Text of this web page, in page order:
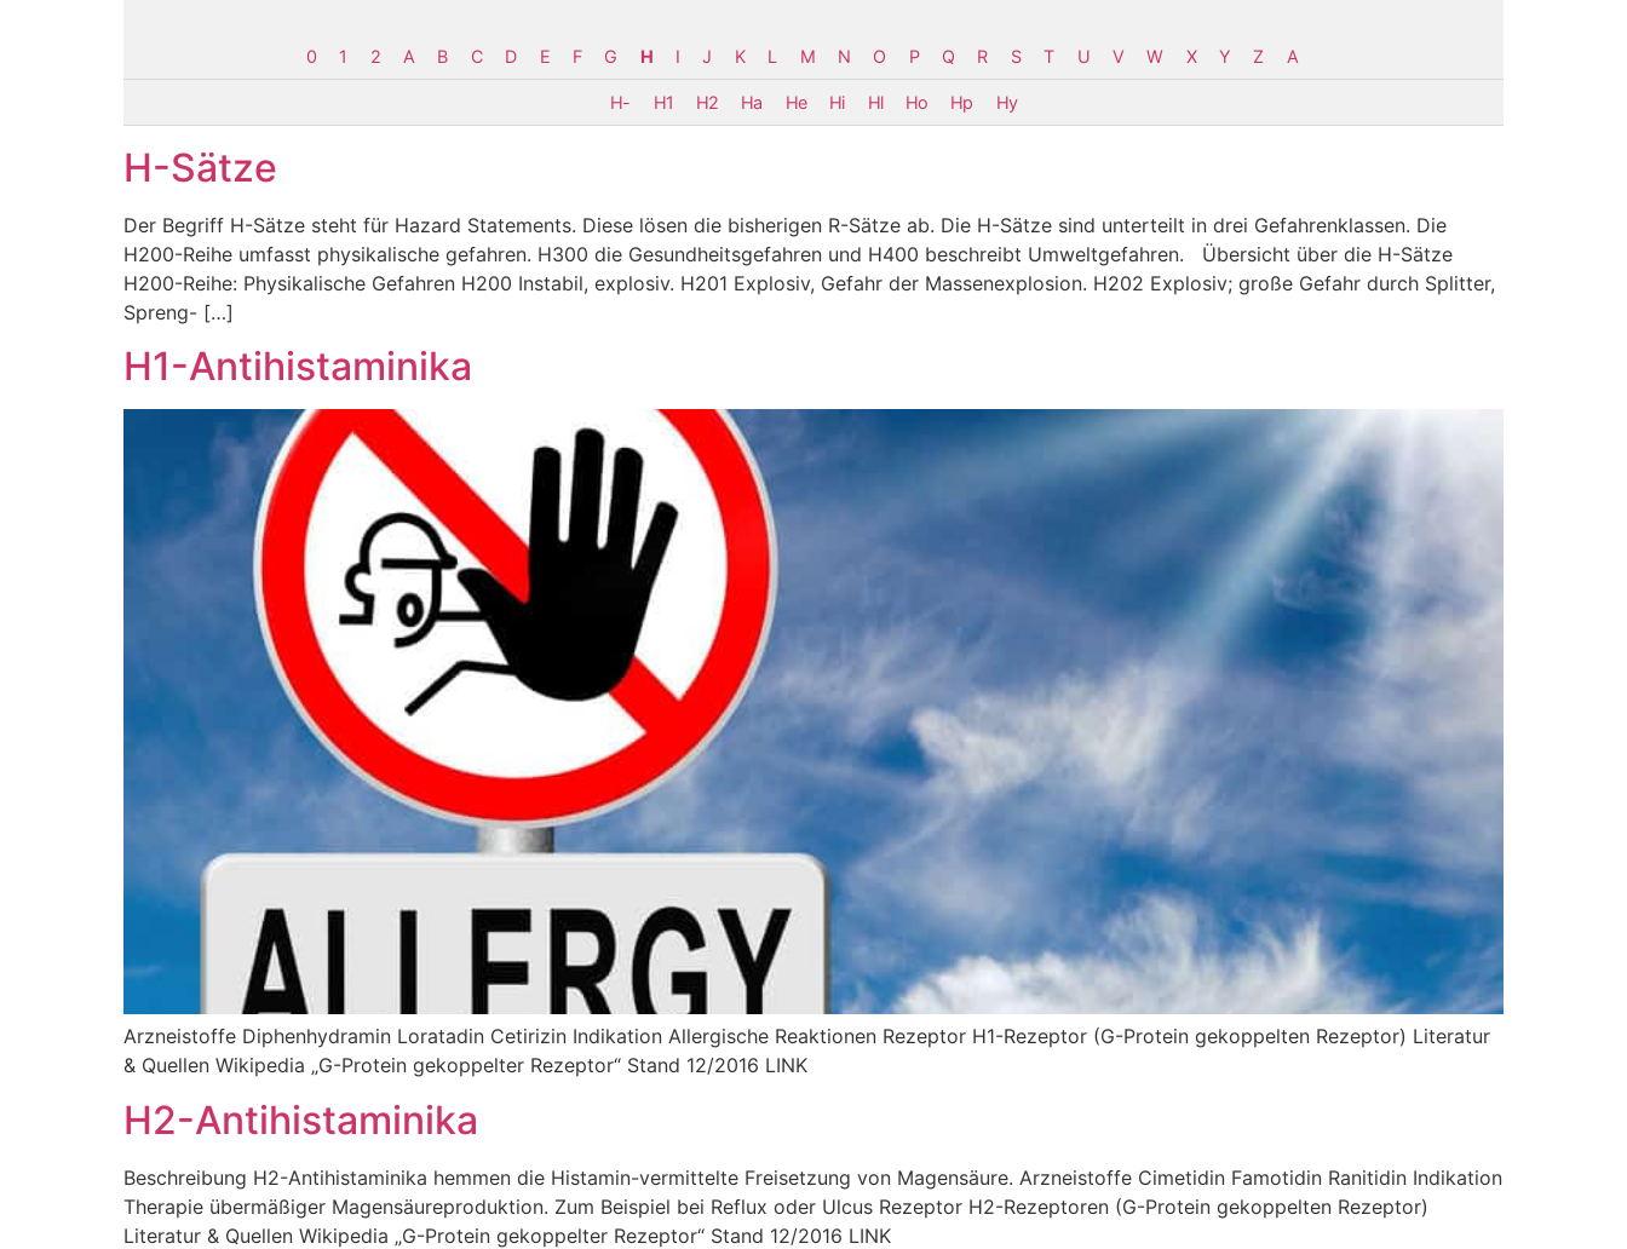
0 1 2 A B C D E F G H I J K L M N O P Q R S T U V W X Y Z Α
H- H1 H2 Ha He Hi Hl Ho Hp Hy
H-Sätze
Der Begriff H-Sätze steht für Hazard Statements. Diese lösen die bisherigen R-Sätze ab. Die H-Sätze sind unterteilt in drei Gefahrenklassen. Die
H200-Reihe umfasst physikalische gefahren. H300 die Gesundheitsgefahren und H400 beschreibt Umweltgefahren. Übersicht über die H-Sätze
H200-Reihe: Physikalische Gefahren H200 Instabil, explosiv. H201 Explosiv, Gefahr der Massenexplosion. H202 Explosiv; große Gefahr durch Splitter,
Spreng- […]
H1-Antihistaminika
Arzneistoffe Diphenhydramin Loratadin Cetirizin Indikation Allergische Reaktionen Rezeptor H1-Rezeptor (G-Protein gekoppelten Rezeptor) Literatur
& Quellen Wikipedia „G-Protein gekoppelter Rezeptor“ Stand 12/2016 LINK
H2-Antihistaminika
Beschreibung H2-Antihistaminika hemmen die Histamin-vermittelte Freisetzung von Magensäure. Arzneistoffe Cimetidin Famotidin Ranitidin Indikation
Therapie übermäßiger Magensäureproduktion. Zum Beispiel bei Reflux oder Ulcus Rezeptor H2-Rezeptoren (G-Protein gekoppelten Rezeptor)
Literatur & Quellen Wikipedia „G-Protein gekoppelter Rezeptor“ Stand 12/2016 LINK